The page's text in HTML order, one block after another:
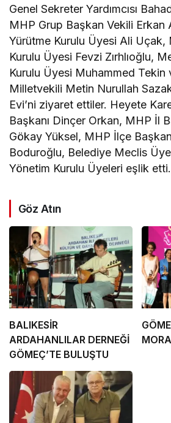
Genel Sekreter Yardımcısı
MHP Grup Başkan Vekili Erkan
Yürütme Kurulu Üyesi Ali Uçak,
Kurulu Üyesi Fevzi Zırhlıoğlu,
Kurulu Üyesi Muhammed Tekin
Milletvekili Metin Nurullah
Evi’ni ziyaret ettiler. Heyete
Başkanı Dinçer Orkan, MHP İl
Gökay Yüksel, MHP İlçe
Boduroğlu, Belediye Meclis
Yönetim Kurulu Üyeleri eşlik etti.
Göz Atın
BALIKESİR
ARDAHANLILAR DERNEĞİ
GÖMEÇ’TE BULUŞTU